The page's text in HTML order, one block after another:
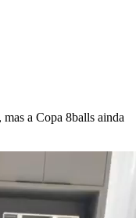
a Copa 8balls ainda